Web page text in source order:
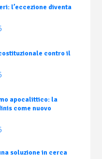
l’eccezione diventa
contro il
apocalittico: la
come nuovo
soluzione in cerca